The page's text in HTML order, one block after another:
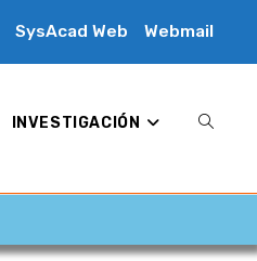
SysAcad Web Webmail
INVESTIGACIÓN